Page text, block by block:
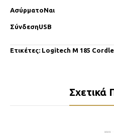
ΑσύρματοΝαι
ΣύνδεσηUSB
Ετικέτες: Logitech M 185
Σχετικά